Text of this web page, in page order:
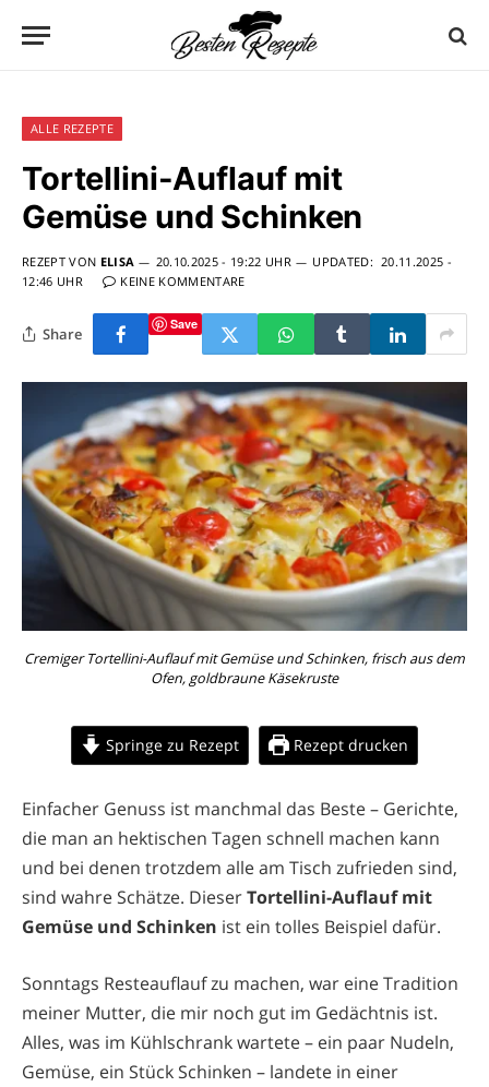
ALLE REZEPTE
Tortellini-Auflauf mit
Gemüse und Schinken
REZEPT VON ELISA 20.10.2025 - 19:22 UHR UPDATED: 20.11.2025 -
12:46 UHR
KEINE KOMMENTARE
Share Save
Cremiger Tortellini-Auflauf mit Gemüse und Schinken, frisch aus dem
Ofen, goldbraune Käsekruste
Springe zu Rezept Rezept drucken
Einfacher Genuss ist manchmal das Beste – Gerichte,
die man an hektischen Tagen schnell machen kann
und bei denen trotzdem alle am Tisch zufrieden sind,
sind wahre Schätze. DieserTortellini-Auflauf mit
Gemüse und Schinken ist ein tolles Beispiel dafür.
Sonntags Resteauflauf zu machen, war eine Tradition
meiner Mutter, die mir noch gut im Gedächtnis ist.
Alles, was im Kühlschrank wartete – ein paar Nudeln,
Gemüse, ein Stück Schinken – landete in einer